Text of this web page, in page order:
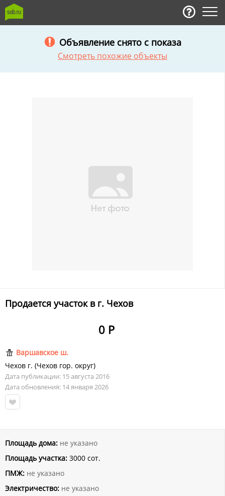
Объявление снято с показа
Смотреть похожие объекты
Продается участок в г. Чехов
0 Р
Варшавское ш.
Чехов г. (Чехов гор. округ)
Дата публикации: 15 августа 2016
Дата обновления: 14 января 2026
Площадь дома: не указано
Площадь участка: 3000 сот.
ПМЖ: не указано
Электричество: не указано